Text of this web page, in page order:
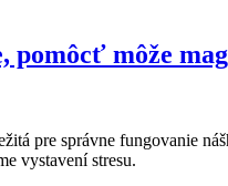
pomôcť môže
pre správne fungovanie
vystavení stresu.